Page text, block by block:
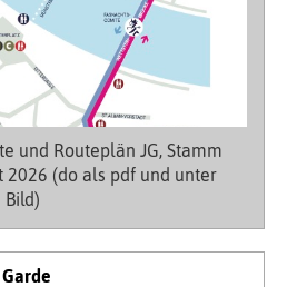
und Routeplän JG, Stamm
2026 (do als pdf und unter